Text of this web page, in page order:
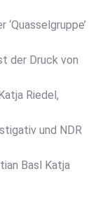
der Druck von
Riedel,
und NDR
Basl Katja